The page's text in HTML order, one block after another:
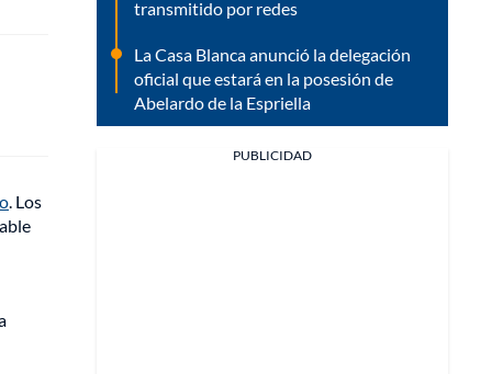
. Los
transmitido por redes
La Casa Blanca anunció la delegación
oficial que estará en la posesión de
Abelardo de la Espriella
PUBLICIDAD